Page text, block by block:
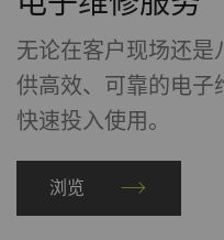
无论在客户现场还是
供高效、可靠的电子
快速投入使用。
浏览